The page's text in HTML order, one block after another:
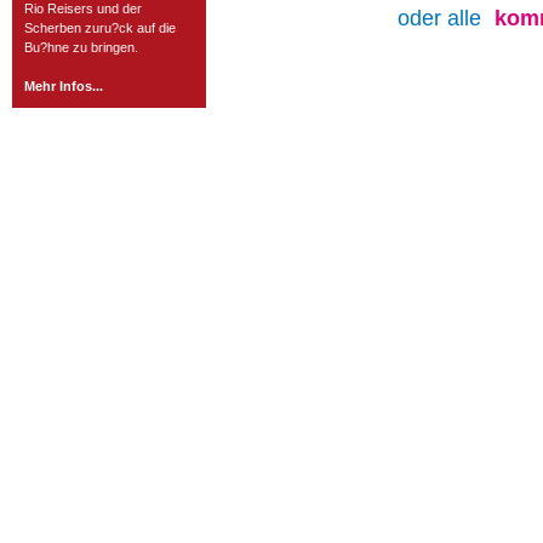
Rio Reisers und der
Scherben zuru?ck auf die
Bu?hne zu bringen.
Mehr Infos...
oder alle